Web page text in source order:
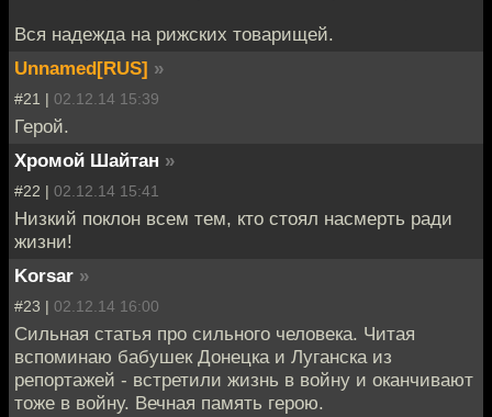
Вся надежда на рижских товарищей.
Unnamed[RUS] »
#21 | 02.12.14 15:39
Герой.
Хромой Шайтан »
#22 | 02.12.14 15:41
Низкий поклон всем тем, кто стоял насмерть ради
жизни!
Korsar »
#23 | 02.12.14 16:00
Сильная статья про сильного человека. Читая
вспоминаю бабушек Донецка и Луганска из
репортажей - встретили жизнь в войну и оканчивают
тоже в войну. Вечная память герою.